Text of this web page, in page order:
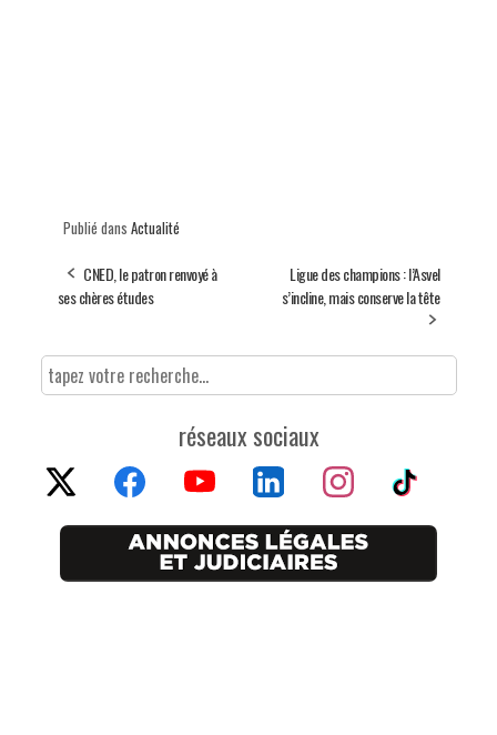
Publié dans Actualité
CNED, le patron renvoyé à
ses chères études
Ligue des champions : l’Asvel
s’incline, mais conserve la tête
réseaux sociaux